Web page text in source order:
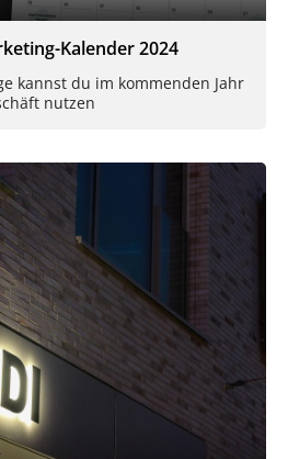
Kalender 2024
kannst du im kommenden Jahr
nutzen